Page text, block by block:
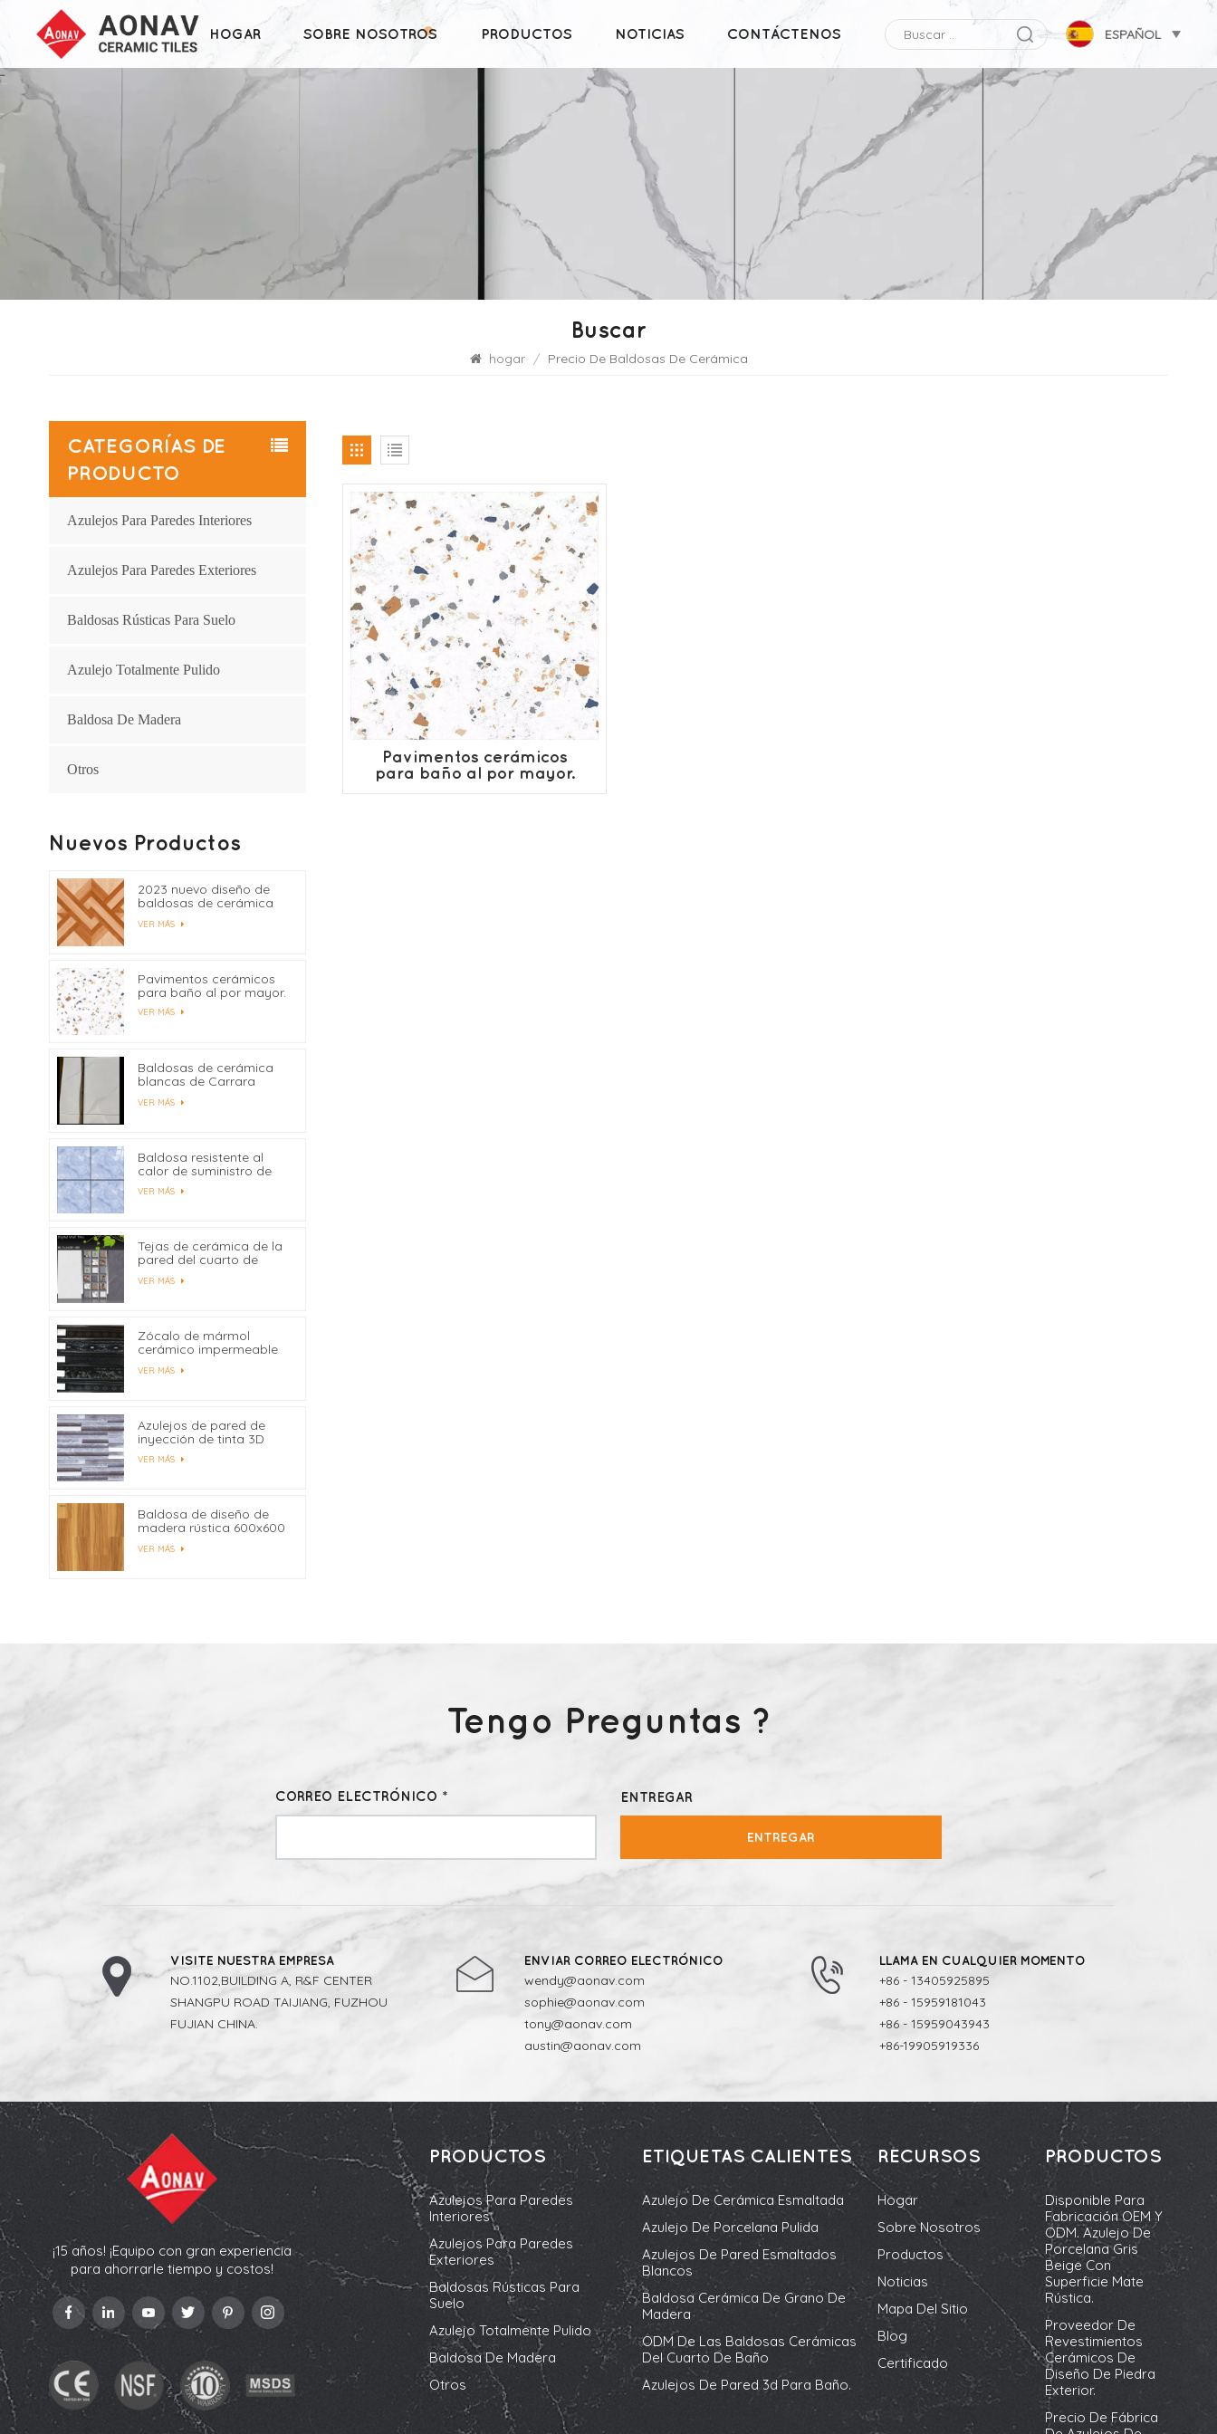
HOGAR SOBRE NOSOTROS PRODUCTOS NOTICIAS CONTÁCTENOS ESPAÑOL
Buscar
hogar / Precio De Baldosas De Cerámica
Pavimentos cerámicos
para baño al por mayor.
CATEGORÍAS DE
PRODUCTO
Azulejos Para Paredes Interiores
Azulejos Para Paredes Exteriores
Baldosas Rústicas Para Suelo
Azulejo Totalmente Pulido
Baldosa De Madera
Otros
Nuevos Productos
2023 nuevo diseño de
baldosas de cerámica
400x400
VER MÁS
Pavimentos cerámicos
para baño al por mayor.
VER MÁS
Baldosas de cerámica
blancas de Carrara
precio de fábrica de
China
VER MÁS
Baldosa resistente al
calor de suministro de
fábrica 600x600
VER MÁS
Tejas de cerámica de la
pared del cuarto de
baño de la impresión del
chorro de tinta de
para requisitos
particulares
VER MÁS
Zócalo de mármol
cerámico impermeable
450x80
VER MÁS
Azulejos de pared de
inyección de tinta 3D
para azulejos de pared
interior al por mayor
VER MÁS
Baldosa de diseño de
madera rústica 600x600
Fabricantes China
VER MÁS
Tengo Preguntas ?
CORREO ELECTRÓNICO * ENTREGAR
ENTREGAR
VISITE NUESTRA EMPRESA
NO.1102,BUILDING A, R&F CENTER
SHANGPU ROAD TAIJIANG, FUZHOU
FUJIAN CHINA.
ENVIAR CORREO ELECTRÓNICO
wendy@aonav.com
sophie@aonav.com
tony@aonav.com
austin@aonav.com
LLAMA EN CUALQUIER MOMENTO
+86 - 13405925895
+86 - 15959181043
+86 - 15959043943
+86-19905919336
¡15 años! ¡Equipo con gran experiencia
para ahorrarle tiempo y costos!
PRODUCTOS
Azulejos Para Paredes
Interiores
Azulejos Para Paredes
Exteriores
Baldosas Rústicas Para
Suelo
Azulejo Totalmente Pulido
Baldosa De Madera
Otros
ETIQUETAS CALIENTES
Azulejo De Cerámica Esmaltada
Azulejo De Porcelana Pulida
Azulejos De Pared Esmaltados
Blancos
Baldosa Cerámica De Grano De
Madera
ODM De Las Baldosas Cerámicas
Del Cuarto De Baño
Azulejos De Pared 3d Para Baño.
RECURSOS
Hogar
Sobre Nosotros
Productos
Noticias
Mapa Del Sitio
Blog
Certificado
PRODUCTOS
Disponible Para
Fabricación OEM Y
ODM. Azulejo De
Porcelana Gris
Beige Con
Superficie Mate
Rústica.
Proveedor De
Revestimientos
Cerámicos De
Diseño De Piedra
Exterior.
Precio De Fábrica